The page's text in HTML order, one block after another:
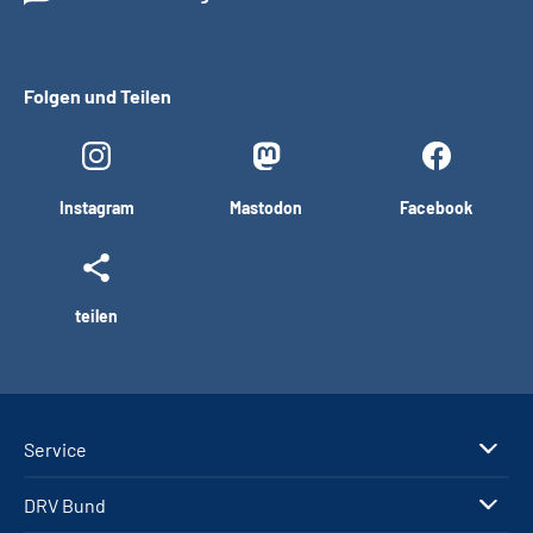
Folgen und Teilen
Instagram Mastodon Facebook
teilen
Service
DRV Bund